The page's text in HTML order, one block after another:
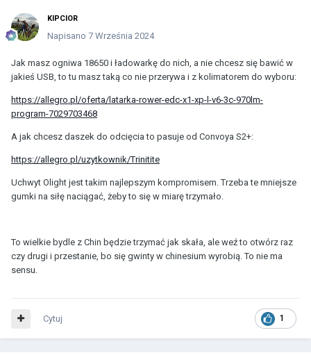
KIPCIOR
Napisano 7 Września 2024
Jak masz ogniwa 18650 i ładowarkę do nich, a nie chcesz się bawić w
jakieś USB, to tu masz taką co nie przerywa i z kolimatorem do wyboru:
https://allegro.pl/oferta/latarka-rower-edc-x1-xp-l-v6-3c-970lm-
program-7029703468
A jak chcesz daszek do odcięcia to pasuje od Convoya S2+:
https://allegro.pl/uzytkownik/Trinitite
Uchwyt Olight jest takim najlepszym kompromisem. Trzeba te mniejsze
gumki na siłę naciągać, żeby to się w miarę trzymało.
To wielkie bydle z Chin będzie trzymać jak skała, ale weź to otwórz raz
czy drugi i przestanie, bo się gwinty w chinesium wyrobią. To nie ma
sensu.
1
Cytuj